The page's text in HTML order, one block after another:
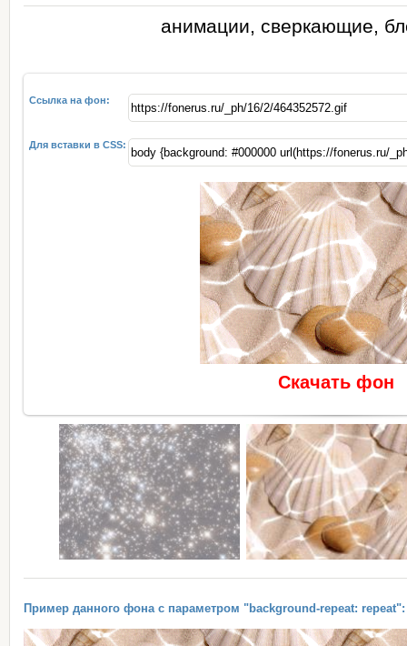
анимации, сверкающие,
Ссылка на фон:
Для вставки в CSS:
Скачать фон
Пример данного фона с параметром "background-repeat: repeat":